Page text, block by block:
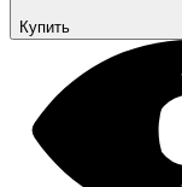
Купить